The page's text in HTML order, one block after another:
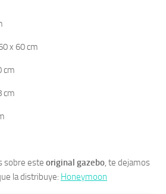
x 60 cm
cm
cm
sobre este original gazebo, te dejamos
la distribuye: Honeymoon